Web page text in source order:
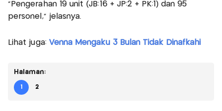
“Pengerahan 19 unit (JB:16 + JP:2 + PK:1) dan 95
personel,” jelasnya.
Lihat juga: Venna Mengaku 3 Bulan Tidak Dinafkahi
Halaman:
1 2